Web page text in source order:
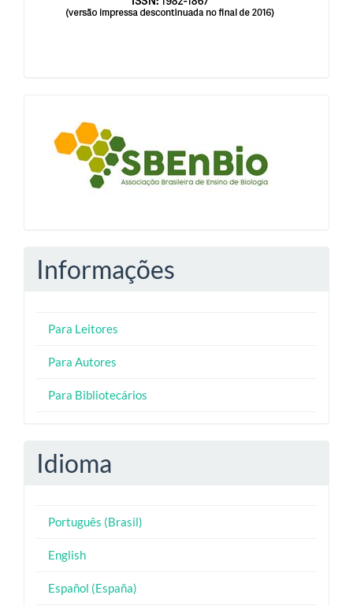
blocologosbenbio
Informações
Para Leitores
Para Autores
Para Bibliotecários
Idioma
Português (Brasil)
English
Español (España)